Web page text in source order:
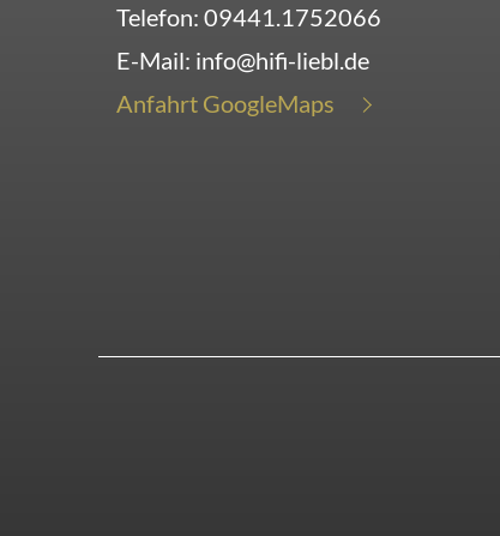
Telefon: 09441.1752066
E-Mail: info@hifi-liebl.de
Anfahrt GoogleMaps